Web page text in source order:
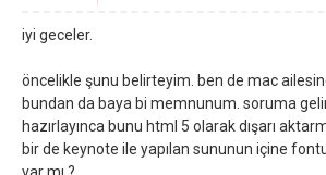
iyi geceler.
öncelikle şunu belirteyim. ben de mac
bundan da baya bi memnunum. soruma
hazırlayınca bunu html 5 olarak dışarı
bir de keynote ile yapılan sununun içine